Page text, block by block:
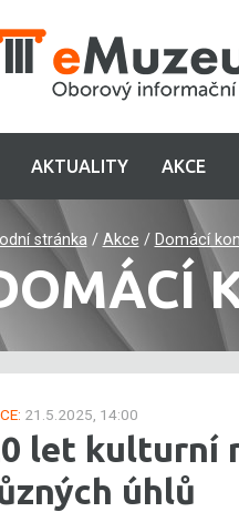
AKTUALITY AKCE
stránka/ Akce / Domácí
21.5.2025, 14:00
let kulturní
úhlů